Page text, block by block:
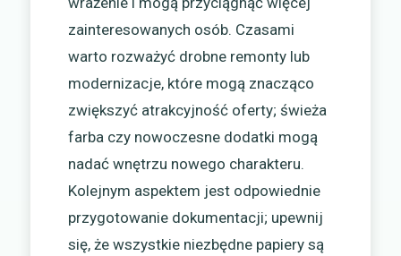
zainteresowanych osób. Czasami
warto rozważyć drobne remonty lub
modernizacje, które mogą znacząco
zwiększyć atrakcyjność oferty; świeża
farba czy nowoczesne dodatki mogą
nadać wnętrzu nowego charakteru.
Kolejnym aspektem jest odpowiednie
przygotowanie dokumentacji; upewnij
się, że wszystkie niezbędne papiery są